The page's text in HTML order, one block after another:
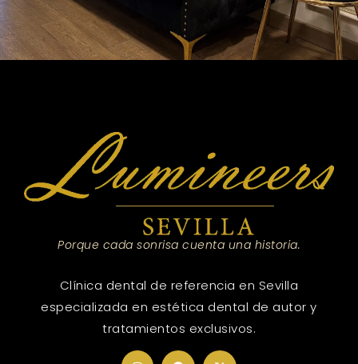
Porque cada sonrisa cuenta una historia.
Clínica dental de referencia en Sevilla
especializada en estética dental de autor y
tratamientos exclusivos.